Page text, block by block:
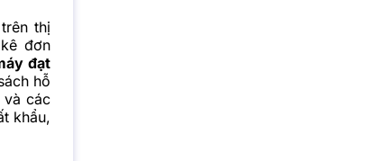
thị
đơn
đạt
hỗ
và các
khẩu,